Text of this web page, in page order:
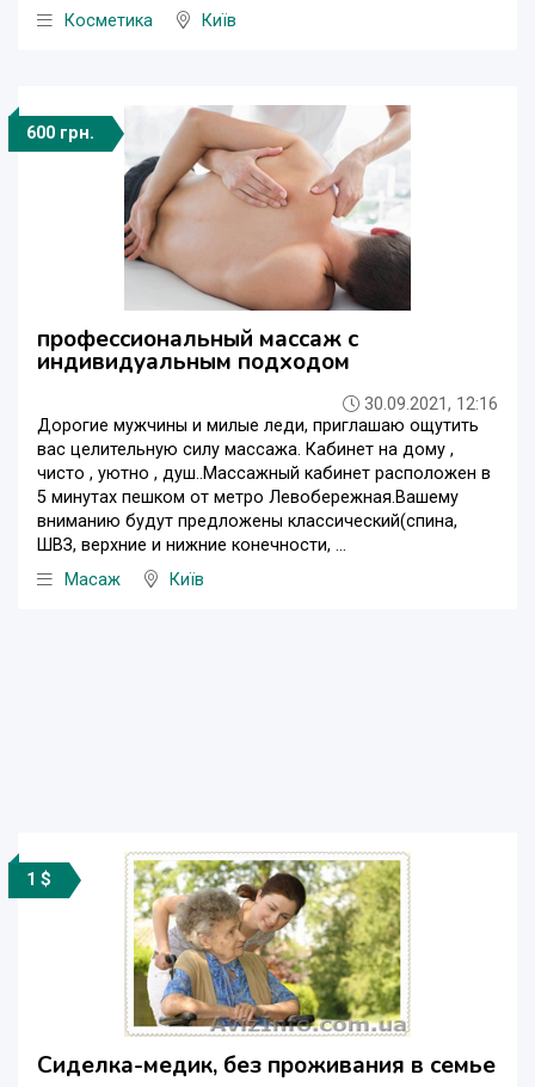
Косметика Київ
600 грн.
профессиональный массаж с
индивидуальным подходом
30.09.2021, 12:16
Дорогие мужчины и милые леди, приглашаю ощутить
вас целительную силу массажа. Кабинет на дому ,
чисто , уютно , душ..Массажный кабинет расположен в
5 минутах пешком от метро Левобережная.Вашему
вниманию будут предложены классический(спина,
ШВЗ, верхние и нижние конечности, ...
Масаж
Київ
1 $
Сиделка-медик, без проживания в семье